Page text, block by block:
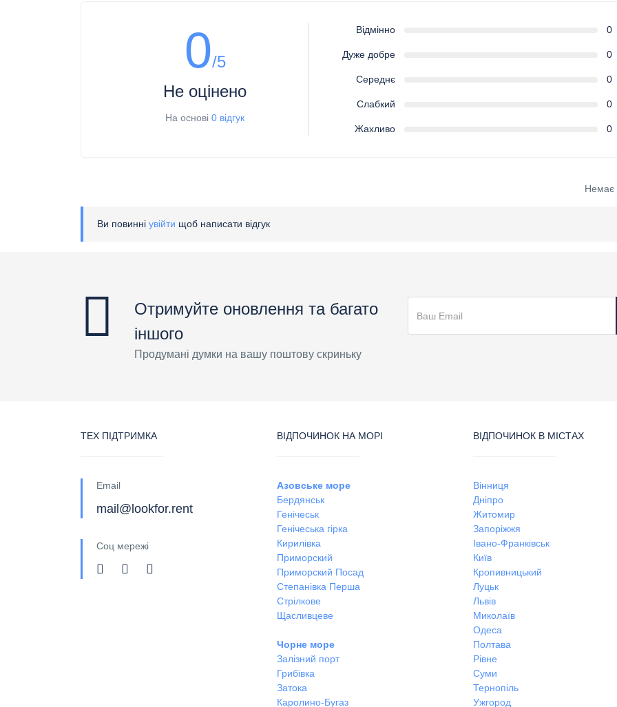
0/5
Не оцінено
На основі0 відгук
Відмінно 0
Дуже добре 0
Середнє 0
Слабкий 0
Жахливо 0
Немає
Ви повинні увійти щоб написати відгук
Отримуйте оновлення та багато
іншого
Продумані думки на вашу поштову скриньку
ТЕХ ПІДТРИМКА
Email
mail@lookfor.rent
Соц мережі
ВІДПОЧИНОК НА МОРІ
Азовське море
Бердянськ
Генічеськ
Генічеська гірка
Кирилівка
Приморский
Приморский Посад
Степанівка Перша
Стрілкове
Щасливцеве
Чорне море
Залізний порт
Грибівка
Затока
Каролино-Бугаз
ВІДПОЧИНОК В МІСТАХ
Вінниця
Дніпро
Житомир
Запоріжжя
Івано-Франківськ
Київ
Кропивницький
Луцьк
Львів
Миколаїв
Одеса
Полтава
Рівне
Суми
Тернопіль
Ужгород